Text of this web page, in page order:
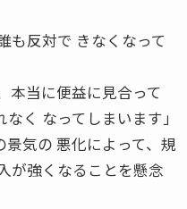
も反対で きなくなって
本当に便益に見合って
く なってしまいます」
気の 悪化によって、規
が強くなることを懸念